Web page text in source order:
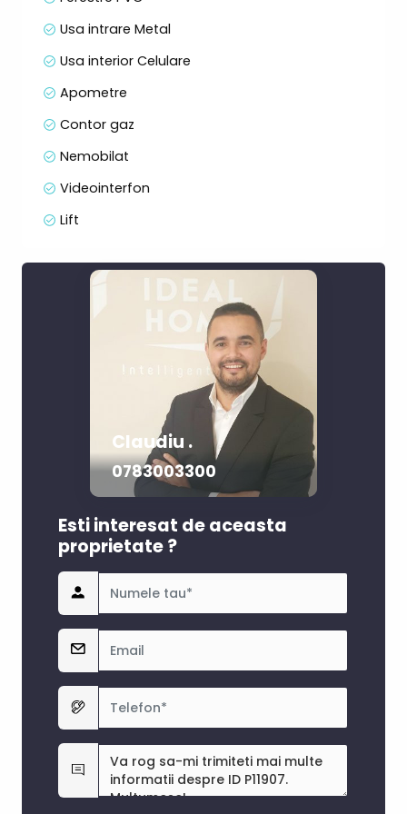
Usa intrare Metal
Usa interior Celulare
Apometre
Contor gaz
Nemobilat
Videointerfon
Lift
Claudiu .
0783003300
Esti interesat de aceasta
proprietate ?